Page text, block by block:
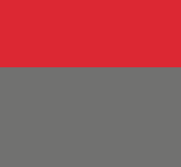
είναι και η τελευταία.